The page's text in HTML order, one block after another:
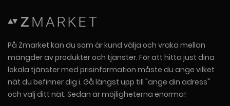
På Zmarket kan du som är kund välja och vraka mellan
mängder av produkter och tjänster. För att hitta just dina
lokala tjänster med prisinformation måste du ange vilket
nät du befinner dig i. Gå längst upp till "ange din adress"
och välj ditt nät. Sedan är möjligheterna enorma!